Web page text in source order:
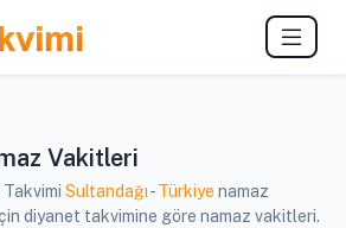
Vakitleri
Sultandağı-Türkiye namaz
diyanet takvimine göre namaz vakitleri.